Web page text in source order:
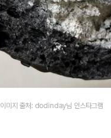
이미지 출처: dodinday님 인스타그램